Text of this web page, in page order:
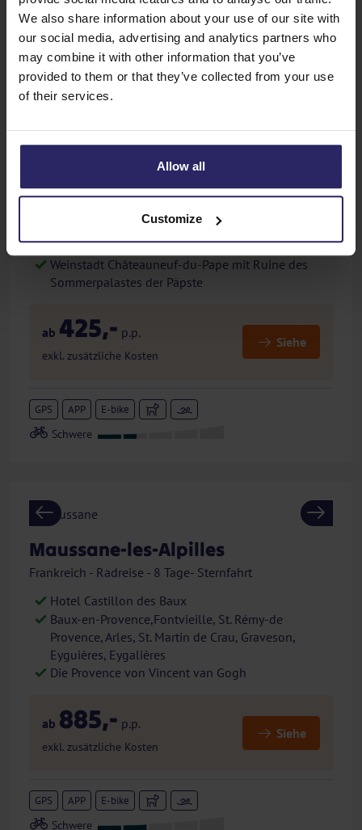
We also share information about your use of our site with
our social media, advertising and analytics partners who
may combine it with other information that you’ve
provided to them or that they’ve collected from your use
of their services.
Allow all
Customize
GPS APP E-bike
Previous Next
Frankreich - Radreise - 5 oder 8 Tage- Sternfahrt
Auberge de Tavel (Bottin Gourmand)
Palais des Papes in Avignon
Weinstadt Châteauneuf-du-Pape mit Ruine des
Sommerpalastes der Päpste
ab 425,- p.p.
exkl. zusätzliche Kosten
Siehe
GPS APP E-bike
Previous Next
Maussane-les-Alpilles
Frankreich - Radreise - 8 Tage- Sternfahrt
Hotel Castillon des Baux
Baux-en-Provence,Fontvieille, St. Rémy-de
Provence, Arles, St. Martin de Crau, Graveson,
Eyguières, Eygalières
Die Provence von Vincent van Gogh
ab 885,- p.p.
exkl. zusätzliche Kosten
Siehe
GPS APP E-bike